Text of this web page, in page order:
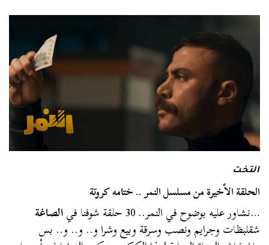
التخت
الحلقة الأخيرة من مسلسل النمر .. ختامه كروتة
…نشاور عليه بوضوح في النمر.. 30 حلقة شوفنا في الصاغة
شقلبظات وجرايم ونصب وسرقة وبيع وشرا و.. و.. و.. بس